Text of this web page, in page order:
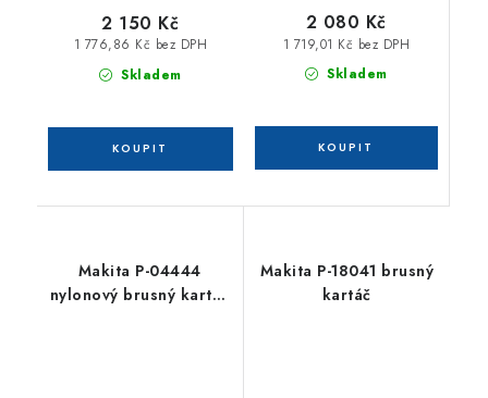
Skladem
1 776,86 Kč bez DPH
2 150 Kč
Skladem
1 719,01 Kč bez DPH
2 080 Kč
Makita P-04444
nylonový brusný kartáč
Makita P-18041 brusný
kartáč